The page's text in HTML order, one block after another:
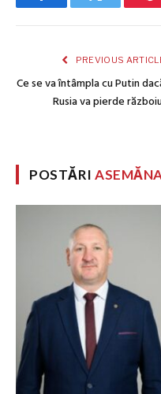
FacebookTwitter
PREVIOUS
Ce se va întâmpla cu Putin
Rusia va pierde
POSTĂRI